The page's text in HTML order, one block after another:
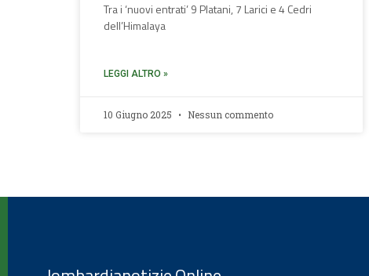
Tra i ‘nuovi entrati’ 9 Platani, 7 Larici e 4 Cedri
dell’Himalaya
LEGGI ALTRO »
10 Giugno 2025 Nessun commento